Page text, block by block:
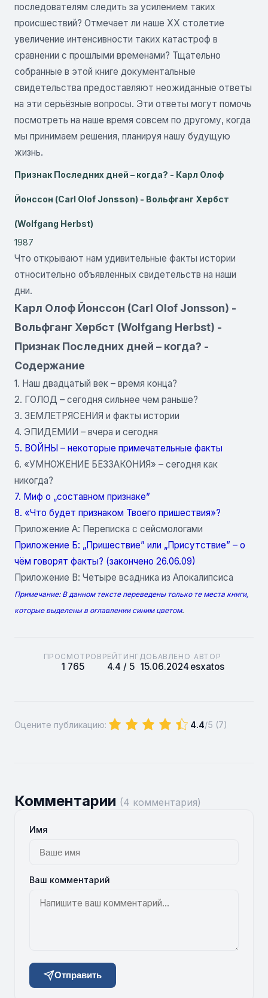
последователям следить за усилением таких
происшествий? Отмечает ли наше ХХ столетие
увеличение интенсивности таких катастроф в
сравнении с прошлыми временами? Тщательно
собранные в этой книге документальные
свидетельства предоставляют неожиданные ответы
на эти серьёзные вопросы. Эти ответы могут помочь
посмотреть на наше время совсем по другому, когда
мы принимаем решения, планируя нашу будущую
жизнь.
Признак Последних дней – когда? - Карл Олоф
Йонссон (Carl Olof Jonsson) - Вольфганг Хербст
(Wolfgang Herbst)
1987
Что открывают нам удивительные факты истории
относительно объявленных свидетельств на наши
дни.
Карл Олоф Йонссон (Carl Olof Jonsson) -
Вольфганг Хербст (Wolfgang Herbst) -
Признак Последних дней – когда? -
Содержание
1. Наш двадцатый век – время конца?
2. ГОЛОД – сегодня сильнее чем раньше?
3. ЗЕМЛЕТРЯСЕНИЯ и факты истории
4. ЭПИДЕМИИ – вчера и сегодня
5. ВОЙНЫ – некоторые примечательные факты
6. «УМНОЖЕНИЕ БЕЗЗАКОНИЯ» – сегодня как
никогда?
7. Миф о „составном признаке”
8. «Что будет признаком Твоего пришествия»?
Приложение А: Переписка с сейсмологами
Приложение Б: „Пришествие” или „Присутствие” – о
чём говорят факты? (закончено 26.06.09)
Приложение В: Четыре всадника из Апокалипсиса
Примечание: В данном тексте переведены только те места книги,
которые выделены в оглавлении синим цветом.
ПРОСМОТРОВ
1 765
РЕЙТИНГ
4.4 / 5
ДОБАВЛЕНО
15.06.2024
АВТОР
esxatos
Оцените публикацию: 4.4/5 (7)
Комментарии (4 комментария)
Имя
Ваш комментарий
Отправить